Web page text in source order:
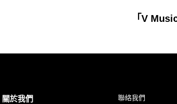
「V
關於我們
聯絡我們